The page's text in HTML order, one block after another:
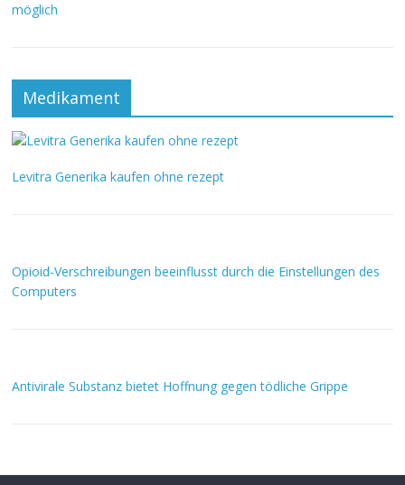
möglich
Medikament
Levitra Generika kaufen ohne rezept
Opioid-Verschreibungen beeinflusst durch die Einstellungen des
Computers
Antivirale Substanz bietet Hoffnung gegen tödliche Grippe